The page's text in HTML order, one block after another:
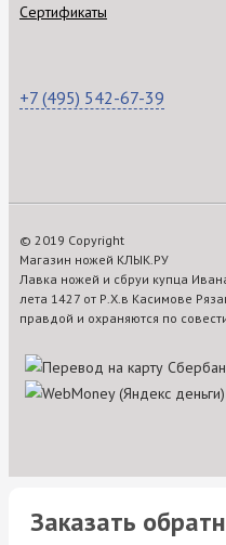
Сертификаты
+7 (495) 542-67-39
© 2019 Copyright
Магазин ножей КЛЫК.РУ
Лавка ножей и сбруи купца
лета 1427 от Р.Х.в Касимове
правдой и охраняются по
Заказать